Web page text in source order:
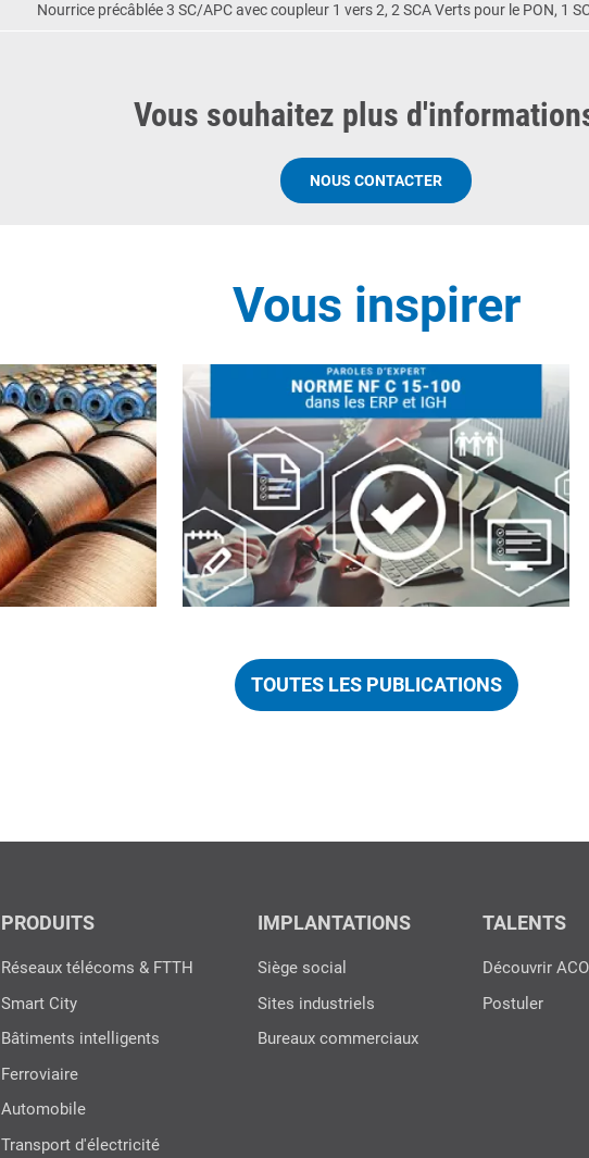
Nourrice précâblée 3 SC/APC avec coupleur 1 vers 2, 2 SCA Verts pour le PON, 1
Vous souhaitez plus
NOUS CONTACTER
Vous inspirer
TOUTES LES PUBLICATIONS
PRODUITS
Réseaux télécoms & FTTH
Smart City
Bâtiments intelligents
Ferroviaire
Automobile
Transport d'électricité
IMPLANTATIONS
Siège social
Sites industriels
Bureaux commerciaux
TALENTS
Découvrir
Postuler